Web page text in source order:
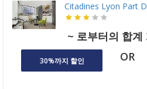
Citadines Lyon Part
~ 로부터의 합계
30%까지 할인 OR